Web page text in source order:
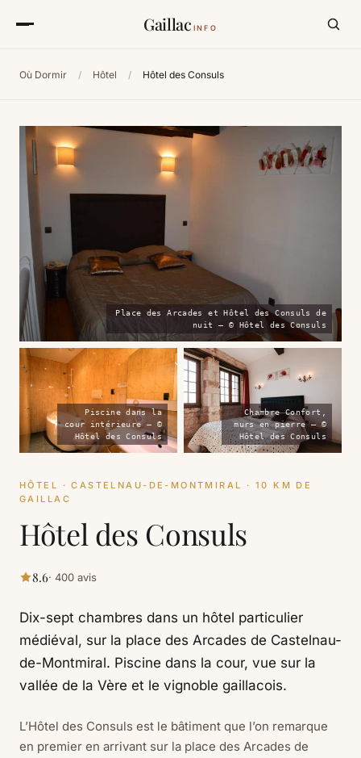
Gaillac INFO
Où Dormir / Hôtel / Hôtel des Consuls
Place des Arcades et Hôtel des Consuls de
nuit — © Hôtel des Consuls
Piscine dans la
cour intérieure — ©
Hôtel des Consuls
Chambre Confort,
murs en pierre — ©
Hôtel des Consuls
HÔTEL · CASTELNAU-DE-MONTMIRAL · 10 KM DE
GAILLAC
Hôtel des Consuls
8.6· 400 avis
Dix-sept chambres dans un hôtel particulier
médiéval, sur la place des Arcades de Castelnau-
de-Montmiral. Piscine dans la cour, vue sur la
vallée de la Vère et le vignoble gaillacois.
L’Hôtel des Consuls est le bâtiment que l’on remarque
en premier en arrivant sur la place des Arcades de